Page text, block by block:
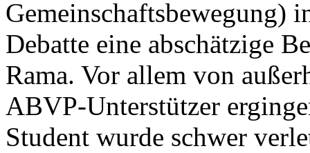
Gemeinschaftsbewegung)
Debatte eine abschätzige
Rama. Vor allem von
ABVP-Unterstützer
Student wurde schwer